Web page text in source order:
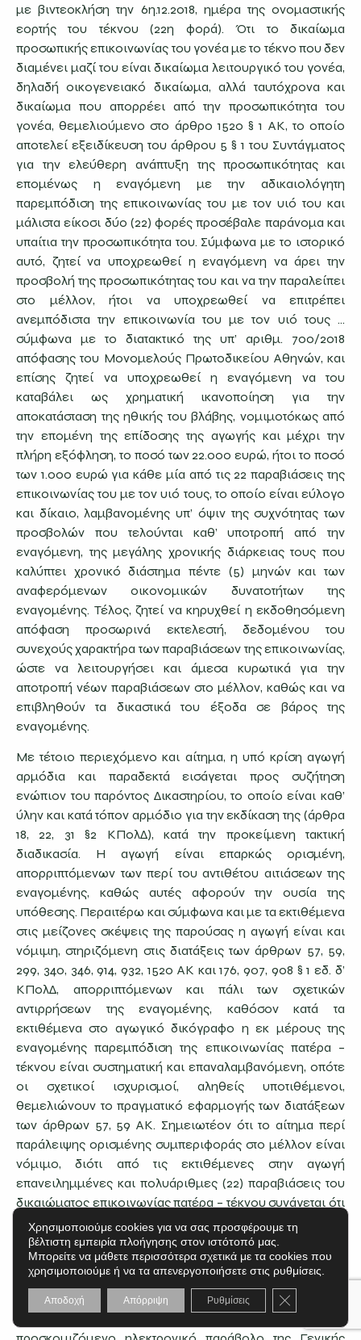
με βιντεοκλήση την 6η.12.2018, ημέρα της ονομαστικής
εορτής του τέκνου (22η φορά). Ότι το δικαίωμα
προσωπικής επικοινωνίας του γονέα με το τέκνο που δεν
διαμένει μαζί του είναι δικαίωμα λειτουργικό του γονέα,
δηλαδή οικογενειακό δικαίωμα, αλλά ταυτόχρονα και
δικαίωμα που απορρέει από την προσωπικότητα του
γονέα, θεμελιούμενο στο άρθρο 1520 § 1 ΑΚ, το οποίο
αποτελεί εξειδίκευση του άρθρου 5 § 1 του Συντάγματος
για την ελεύθερη ανάπτυξη της προσωπικότητας και
επομένως η εναγόμενη με την αδικαιολόγητη
παρεμπόδιση της επικοινωνίας του με τον υιό του και
μάλιστα είκοσι δύο (22) φορές προσέβαλε παράνομα και
υπαίτια την προσωπικότητα του. Σύμφωνα με το ιστορικό
αυτό, ζητεί να υποχρεωθεί η εναγόμενη να άρει την
προσβολή της προσωπικότητας του και να την παραλείπει
στο μέλλον, ήτοι να υποχρεωθεί να επιτρέπει
ανεμπόδιστα την επικοινωνία του με τον υιό τους …
σύμφωνα με το διατακτικό της υπ’ αριθμ. 700/2018
απόφασης του Μονομελούς Πρωτοδικείου Αθηνών, και
επίσης ζητεί να υποχρεωθεί η εναγόμενη να του
καταβάλει ως χρηματική ικανοποίηση για την
αποκατάσταση της ηθικής του βλάβης, νομιμοτόκως από
την επομένη της επίδοσης της αγωγής και μέχρι την
πλήρη εξόφληση, το ποσό των 22.000 ευρώ, ήτοι το ποσό
των 1.000 ευρώ για κάθε μία από τις 22 παραβιάσεις της
επικοινωνίας του με τον υιό τους, το οποίο είναι εύλογο
και δίκαιο, λαμβανομένης υπ’ όψιν της συχνότητας των
προσβολών που τελούνται καθ’ υποτροπή από την
εναγόμενη, της μεγάλης χρονικής διάρκειας τους που
καλύπτει χρονικό διάστημα πέντε (5) μηνών και των
αναφερόμενων οικονομικών δυνατοτήτων της
εναγομένης. Τέλος, ζητεί να κηρυχθεί η εκδοθησόμενη
απόφαση προσωρινά εκτελεστή, δεδομένου του
συνεχούς χαρακτήρα των παραβιάσεων της επικοινωνίας,
ώστε να λειτουργήσει και άμεσα κυρωτικά για την
αποτροπή νέων παραβιάσεων στο μέλλον, καθώς και να
επιβληθούν τα δικαστικά του έξοδα σε βάρος της
εναγομένης.
Με τέτοιο περιεχόμενο και αίτημα, η υπό κρίση αγωγή
αρμόδια και παραδεκτά εισάγεται προς συζήτηση
ενώπιον του παρόντος Δικαστηρίου, το οποίο είναι καθ’
ύλην και κατά τόπον αρμόδιο για την εκδίκαση της (άρθρα
18, 22, 31 §2 ΚΠολΔ), κατά την προκείμενη τακτική
διαδικασία. Η αγωγή είναι επαρκώς ορισμένη,
απορριπτόμενων των περί του αντιθέτου αιτιάσεων της
εναγομένης, καθώς αυτές αφορούν την ουσία της
υπόθεσης. Περαιτέρω και σύμφωνα και με τα εκτιθέμενα
στις μείζονες σκέψεις της παρούσας η αγωγή είναι και
νόμιμη, στηριζόμενη στις διατάξεις των άρθρων 57, 59,
299, 340, 346, 914, 932, 1520 ΑΚ και 176, 907, 908 § 1 εδ. δ’
ΚΠολΔ, απορριπτόμενων και πάλι των σχετικών
αντιρρήσεων της εναγομένης, καθόσον κατά τα
εκτιθέμενα στο αγωγικό δικόγραφο η εκ μέρους της
εναγομένης παρεμπόδιση της επικοινωνίας πατέρα –
τέκνου είναι συστηματική και επαναλαμβανόμενη, οπότε
οι σχετικοί ισχυρισμοί, αληθείς υποτιθέμενοι,
θεμελιώνουν το πραγματικό εφαρμογής των διατάξεων
των άρθρων 57, 59 ΑΚ. Σημειωτέον ότι το αίτημα περί
παράλειψης ορισμένης συμπεριφοράς στο μέλλον είναι
νόμιμο, διότι από τις εκτιθέμενες στην αγωγή
επανειλημμένες και πολυάριθμες (22) παραβιάσεις του
δικαιώματος επικοινωνίας πατέρα – τέκνου συνάγεται ότι
υφίσταται και κίνδυνος επικείμενης προσβολής στο
μέλλον. Πρέπει, επομένως, η υπό κρίση αγωγή να
ερευνηθεί περαιτέρω και ως προς την ουσιαστική της
βασιμότητα, δεδομένου ότι έχει καταβληθεί από τον
ενάγοντα το απαιτούμενο νόμιμο τέλος δικαστικού
Χρησιμοποιούμε cookies για να σας προσφέρουμε τη
βέλτιστη εμπειρία πλοήγησης στον ιστότοπό μας.
Μπορείτε να μάθετε περισσότερα σχετικά με τα cookies που
χρησιμοποιούμε ή να τα απενεργοποιήσετε στις ρυθμίσεις.
Αποδοχή Απόρριψη Ρυθμίσεις Κλείσιμο του